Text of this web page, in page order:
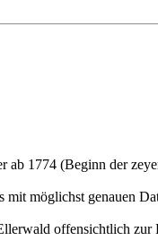
ab 1774 (Beginn der
mit möglichst genauen
offensichtlich